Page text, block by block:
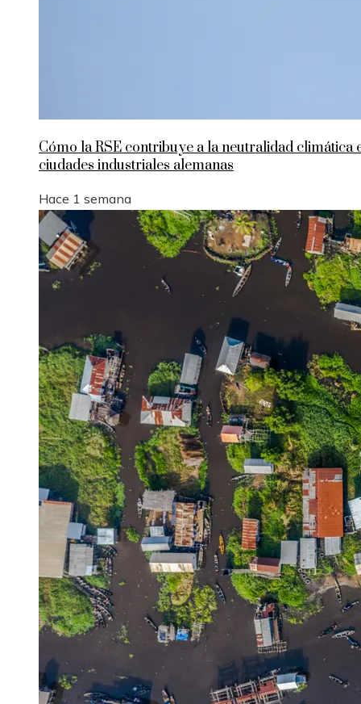
Cómo la RSE contribuye a la neutralidad climática
ciudades industriales alemanas
Hace 1 semana